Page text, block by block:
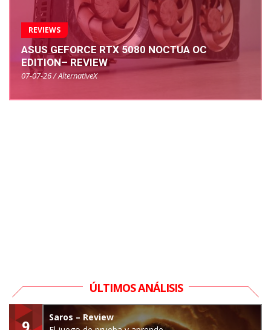
REVIEWS
ASUS GEFORCE RTX 5080 NOCTUA OC
EDITION– REVIEW
07-07-26 / AlternativeX
ÚLTIMOS ANÁLISIS
Saros – Review